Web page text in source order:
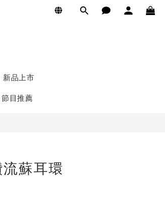
新品上市
目推薦
蘇耳環
立即購買